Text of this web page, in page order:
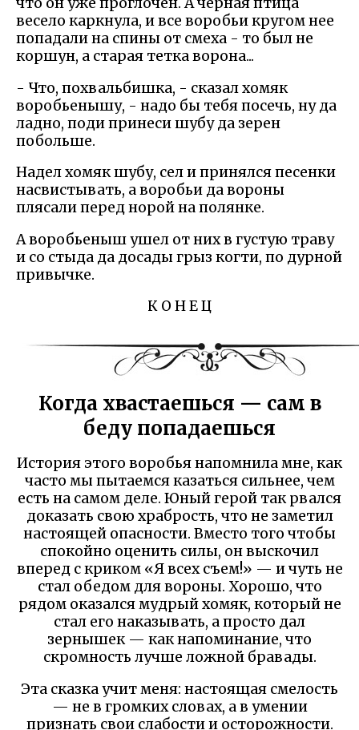
весело каркнула, и все воробьи кругом нее
попадали на спины от смеха - то был не
коршун, а старая тетка ворона...
- Что, похвальбишка, - сказал хомяк
воробьенышу, - надо бы тебя посечь, ну да
ладно, поди принеси шубу да зерен
побольше.
Надел хомяк шубу, сел и принялся песенки
насвистывать, а воробьи да вороны
плясали перед норой на полянке.
А воробьеныш ушел от них в густую траву
и со стыда да досады грыз когти, по дурной
привычке.
К О Н Е Ц
Когда хвастаешься — сам в
беду попадаешься
История этого воробья напомнила мне, как
часто мы пытаемся казаться сильнее, чем
есть на самом деле. Юный герой так рвался
доказать свою храбрость, что не заметил
настоящей опасности. Вместо того чтобы
спокойно оценить силы, он выскочил
вперед с криком «Я всех съем!» — и чуть не
стал обедом для вороны. Хорошо, что
рядом оказался мудрый хомяк, который не
стал его наказывать, а просто дал
зернышек — как напоминание, что
скромность лучше ложной бравады.
Эта сказка учит меня: настоящая смелость
— не в громких словах, а в умении
признать свои слабости и осторожности.